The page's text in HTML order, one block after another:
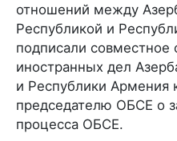
отношений между
Республикой и
подписали
иностранных дел
и Республики
председателю ОБСЕ о
процесса ОБСЕ.